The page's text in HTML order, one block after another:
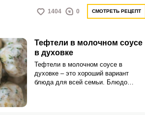
1404 0 СМОТРЕТЬ РЕЦЕПТ
Тефтели в молочном соусе
в духовке
Тефтели в молочном соусе в
духовке – это хороший вариант
блюда для всей семьи. Блюдо